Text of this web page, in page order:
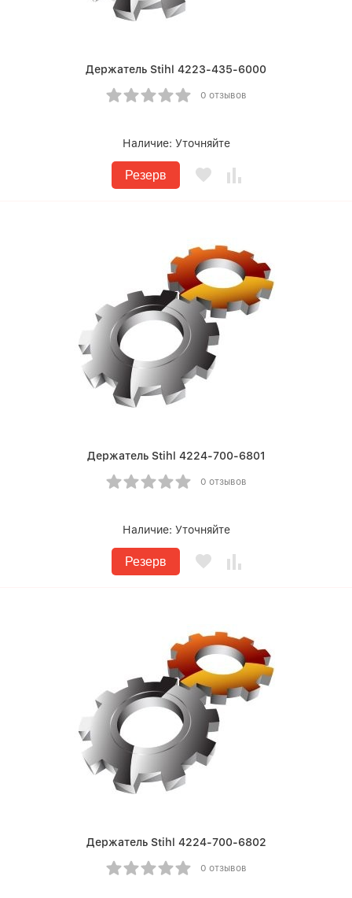
Держатель Stihl 4223-435-6000
0 отзывов
Наличие: Уточняйте
Резерв
Держатель Stihl 4224-700-6801
0 отзывов
Наличие: Уточняйте
Резерв
Держатель Stihl 4224-700-6802
0 отзывов